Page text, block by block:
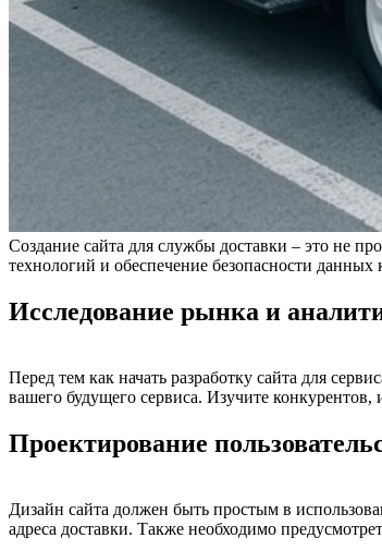
Создание сайта для службы доставки – это не
технологий и обеспечение безопасности
Исследование рынка и
Перед тем как начать разработку сайта для
вашего будущего сервиса. Изучите
Проектирование
Дизайн сайта должен быть простым в
адреса доставки. Также необходимо